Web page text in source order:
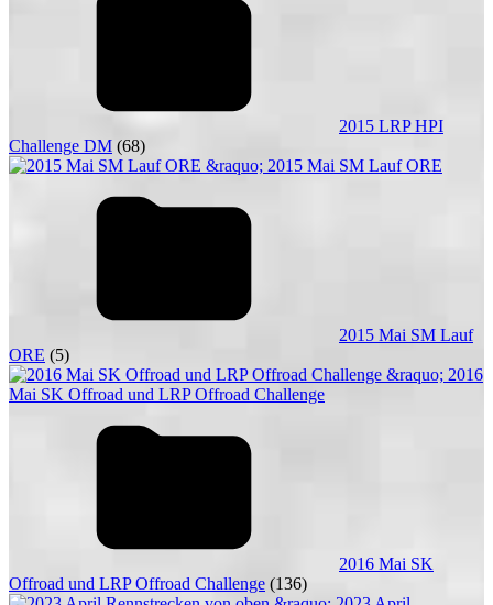
2015 LRP HPI
Challenge DM (68)
2015 Mai SM Lauf
ORE (5)
2016 Mai SK
Offroad und LRP Offroad Challenge (136)